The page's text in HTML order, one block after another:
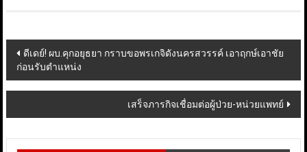
Post
navigation
ดีเดย์! ผบ.คุกอยุธยา กราบขอพรเกจิดังนครสวรรค์ เอาฤกษ์เอาชัย
ก่อนรับตำแหน่ง
เสร็จภารกิจเชื่อมต่อผู้ป่วย-หน่วยแพทย์